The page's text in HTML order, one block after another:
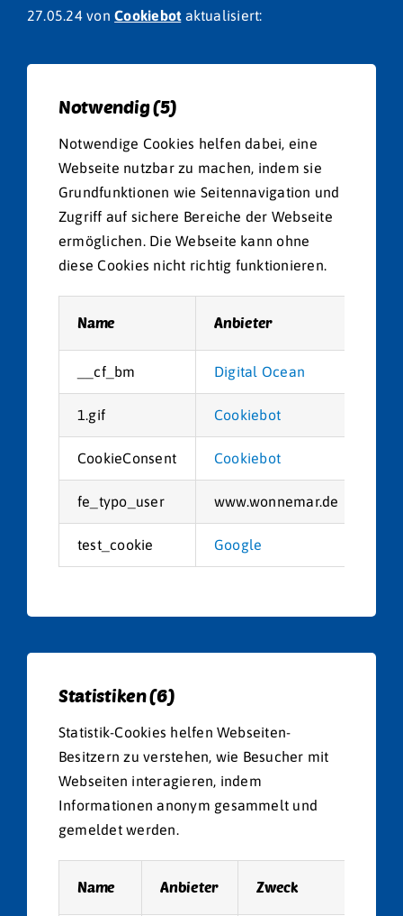
27.05.24 vonCookiebotaktualisiert:
Ebene 2 Platzhalter
Notwendig (5)
Notwendige Cookies helfen dabei, eine
Webseite nutzbar zu machen, indem sie
Grundfunktionen wie Seitennavigation und
Zugriff auf sichere Bereiche der Webseite
ermöglichen. Die Webseite kann ohne
diese Cookies nicht richtig funktionieren.
Name Anbieter
__cf_bm Digital Ocean
1.gif Cookiebot
CookieConsent Cookiebot
fe_typo_user www.wonnemar.de
test_cookie Google
Statistiken (6)
Statistik-Cookies helfen Webseiten-
Besitzern zu verstehen, wie Besucher mit
Webseiten interagieren, indem
Informationen anonym gesammelt und
gemeldet werden.
Name Anbieter Zweck